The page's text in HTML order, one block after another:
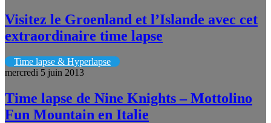
Visitez le Groenland et l’Islande avec cet
extraordinaire time lapse
Time lapse & Hyperlapse
mercredi 5 juin 2013
Time lapse de Nine Knights – Mottolino
Fun Mountain en Italie